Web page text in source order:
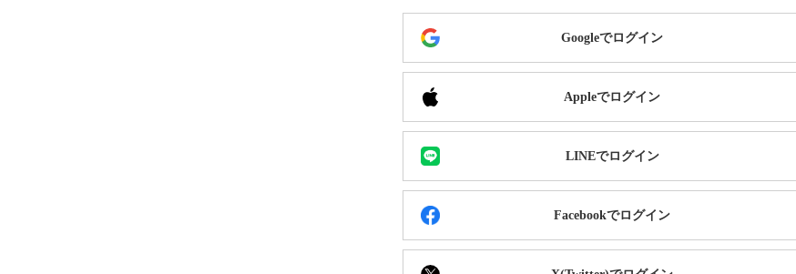
Googleでログイン
Appleでログイン
LINEでログイン
Facebookでログイン